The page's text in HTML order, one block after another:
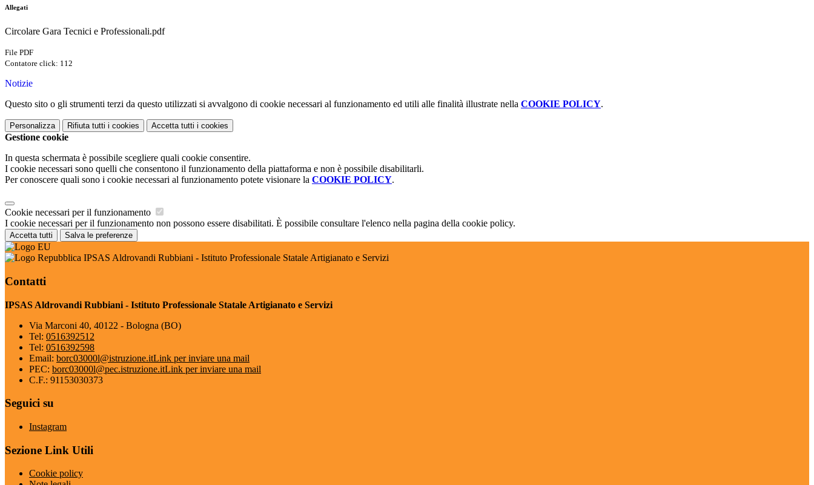
Allegati
Circolare Gara Tecnici e Professionali.pdf
File PDF
Contatore click: 112
Notizie
Questo sito o gli strumenti terzi da questo utilizzati si avvalgono di cookie necessari al funzionamento ed utili alle finalità illustrate nella COOKIE POLICY.
Personalizza Rifiuta tutti i cookies Accetta tutti i cookies
Gestione cookie
In questa schermata è possibile scegliere quali cookie consentire.
I cookie necessari sono quelli che consentono il funzionamento della piattaforma e non è possibile disabilitarli.
Per conoscere quali sono i cookie necessari al funzionamento potete visionare la COOKIE POLICY.
Cookie necessari per il funzionamento
I cookie necessari per il funzionamento non possono essere disabilitati. È possibile consultare l'elenco nella pagina della cookie policy.
Accetta tutti Salva le preferenze
IPSAS Aldrovandi Rubbiani - Istituto Professionale Statale Artigianato e Servizi
Contatti
IPSAS Aldrovandi Rubbiani - Istituto Professionale Statale Artigianato e Servizi
Via Marconi 40, 40122 - Bologna (BO)
Tel: 0516392512
Tel: 0516392598
Email: borc03000l@istruzione.itLink per inviare una mail
PEC: borc03000l@pec.istruzione.itLink per inviare una mail
C.F.: 91153030373
Seguici su
Instagram
Sezione Link Utili
Cookie policy